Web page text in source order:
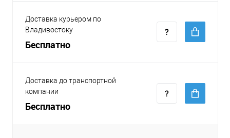
Доставка курьером по
Владивостоку
Бесплатно
Доставка до транспортной
компании
Бесплатно